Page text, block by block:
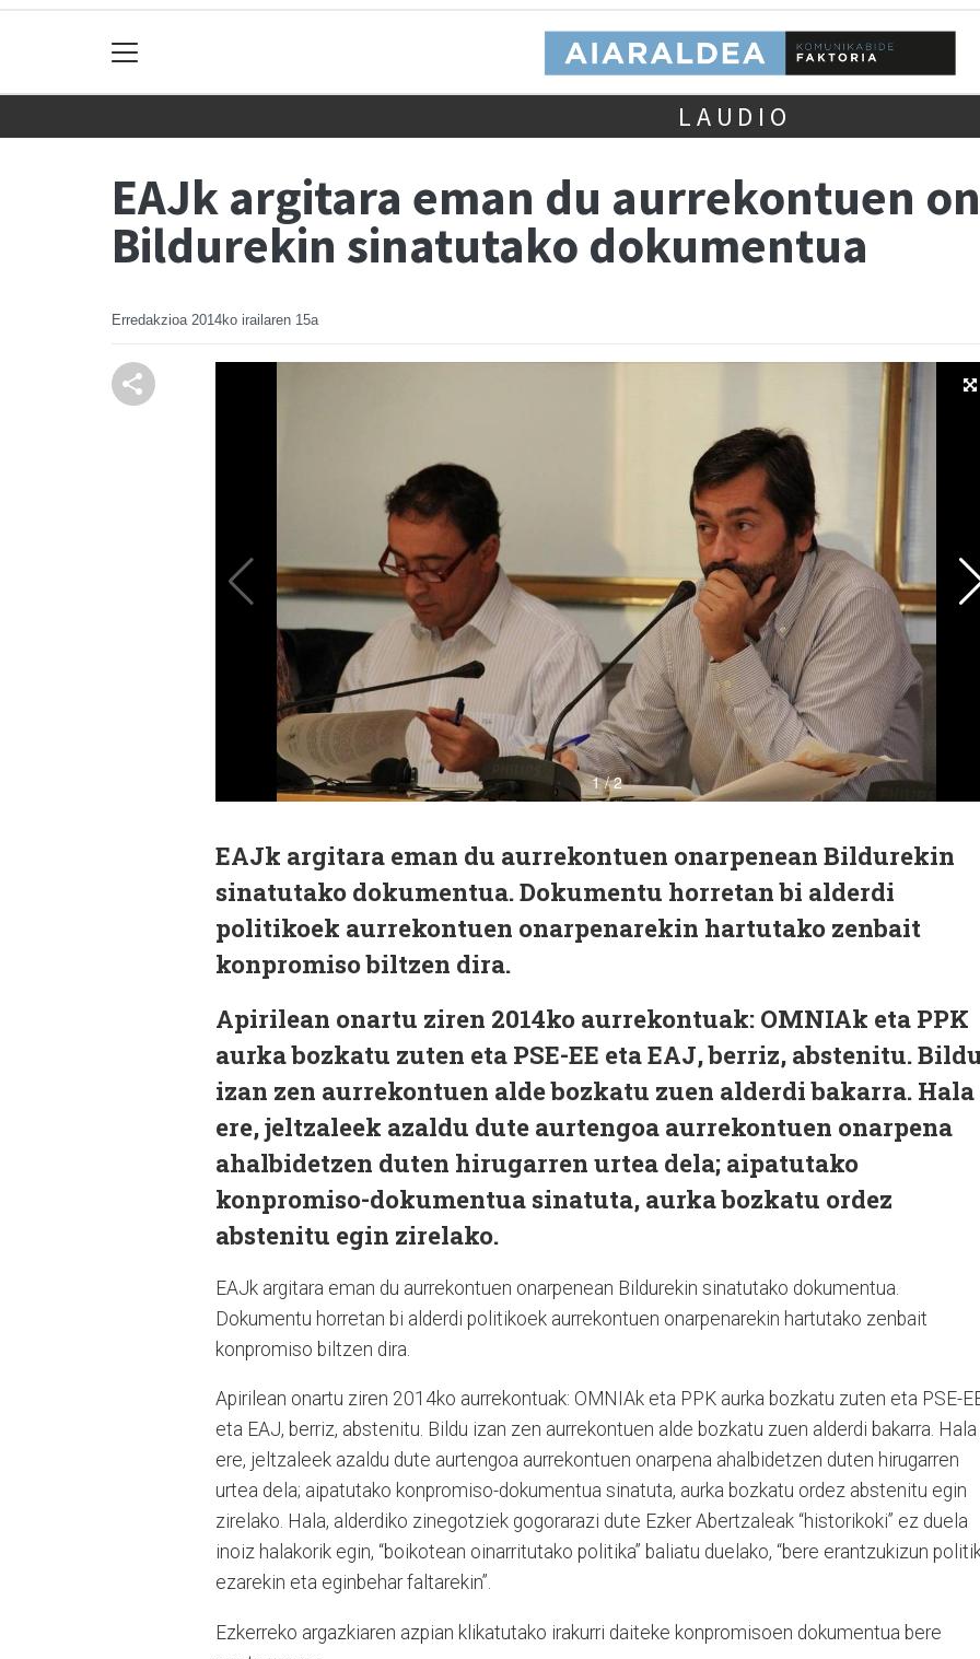
LAUDIO
EAJk argitara eman du aurrekontuen
Bildurekin sinatutako dokumentua
Erredakzioa 2014ko irailaren 15a
EAJk argitara eman du aurrekontuen onarpenean Bildurekin
sinatutako dokumentua. Dokumentu horretan bi alderdi
politikoek aurrekontuen onarpenarekin hartutako zenbait
konpromiso biltzen dira.
Apirilean onartu ziren 2014ko aurrekontuak: OMNIAk eta PPK
aurka bozkatu zuten eta PSE-EE eta EAJ, berriz, abstenitu.
izan zen aurrekontuen alde bozkatu zuen alderdi bakarra. Hala
ere, jeltzaleek azaldu dute aurtengoa aurrekontuen onarpena
ahalbidetzen duten hirugarren urtea dela; aipatutako
konpromiso-dokumentua sinatuta, aurka bozkatu ordez
abstenitu egin zirelako.
EAJk argitara eman du aurrekontuen onarpenean Bildurekin sinatutako dokumentua.
Dokumentu horretan bi alderdi politikoek aurrekontuen onarpenarekin hartutako zenbait
konpromiso biltzen dira.
Apirilean onartu ziren 2014ko aurrekontuak: OMNIAk eta PPK aurka bozkatu zuten eta PSE-
eta EAJ, berriz, abstenitu. Bildu izan zen aurrekontuen alde bozkatu zuen alderdi bakarra. Hala
ere, jeltzaleek azaldu dute aurtengoa aurrekontuen onarpena ahalbidetzen duten hirugarren
urtea dela; aipatutako konpromiso-dokumentua sinatuta, aurka bozkatu ordez abstenitu egin
zirelako. Hala, alderdiko zinegotziek gogorarazi dute Ezker Abertzaleak “historikoki” ez duela
inoiz halakorik egin, “boikotean oinarritutako politika” baliatu duelako, “bere erantzukizun
ezarekin eta eginbehar faltarekin”.
Ezkerreko argazkiaren azpian klikatutako irakurri daiteke konpromisoen dokumentua bere